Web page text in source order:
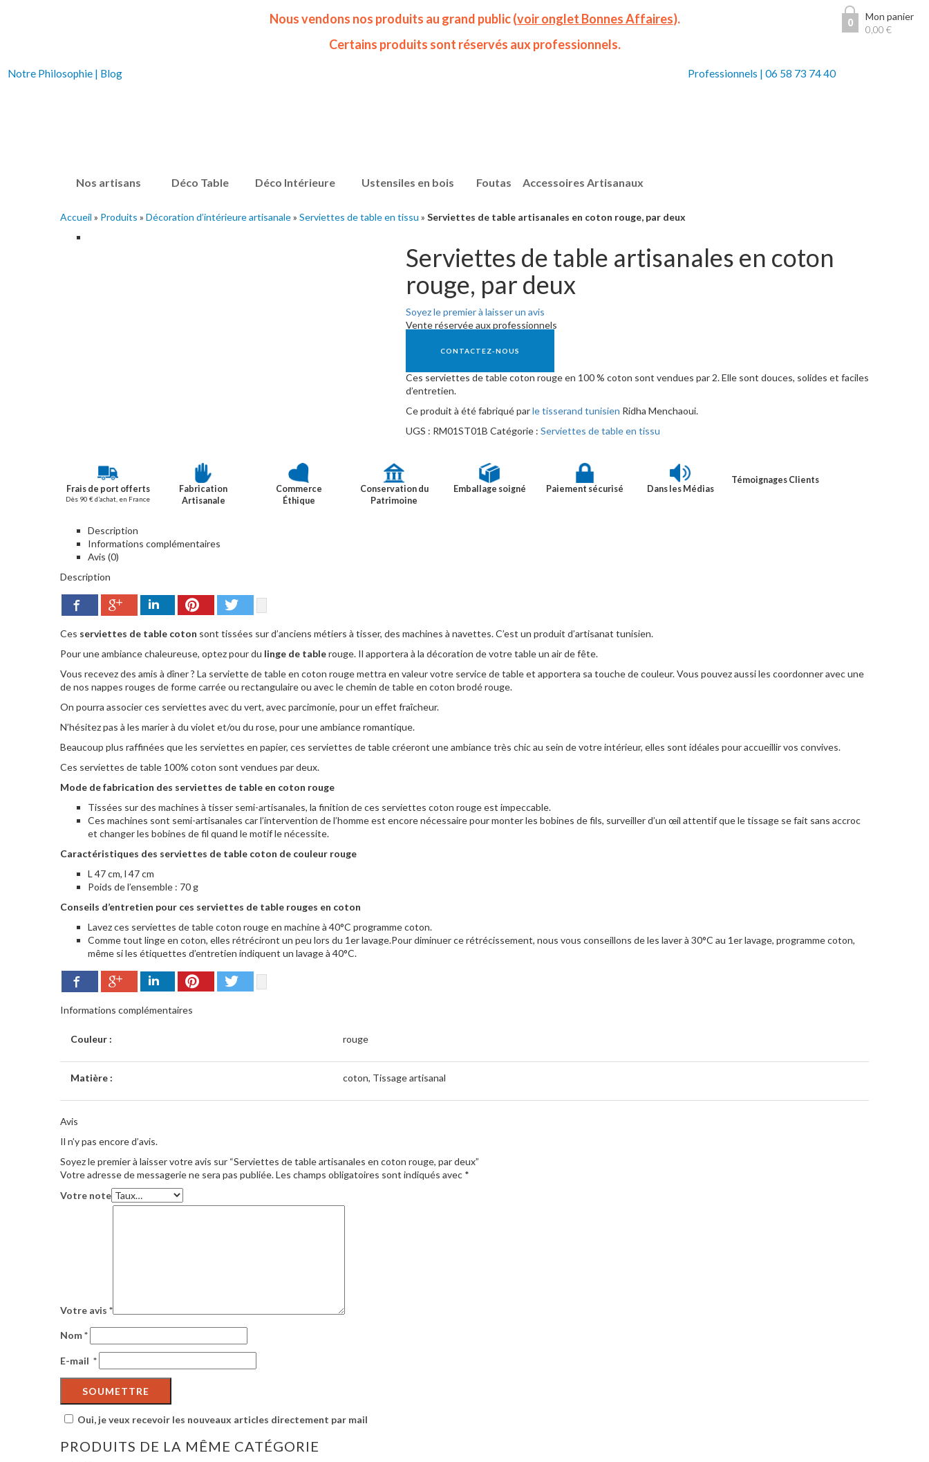
Nos artisans Déco Table Déco Intérieure Ustensiles en bois Foutas Accessoires Artisanaux
0
Mon panier
0,00€
Nous vendons nos produits au grand public (voir onglet Bonnes Affaires).
Certains produits sont réservés aux professionnels.
Notre Philosophie | Blog Professionnels | 06 58 73 74 40
Accueil » Produits » Décoration d’intérieure artisanale» Serviettes de table en tissu » Serviettes de table artisanales en coton rouge, par deux
Serviettes de table artisanales en coton
rouge, par deux
Soyez le premier à laisser un avis
Vente réservée aux professionnels
CONTACTEZ-NOUS
Ces serviettes de table coton rouge en 100 % coton sont vendues par 2. Elle sont douces, solides et faciles
d’entretien.
Ce produit à été fabriqué parle tisserand tunisien Ridha Menchaoui.
UGS : RM01ST01B Catégorie : Serviettes de table en tissu
Frais de port offerts
Dès 90 € d’achat, en France
Fabrication
Artisanale
Commerce
Éthique
Conservation du
Patrimoine
Emballage soigné Paiement sécurisé Dans les Médias
Témoignages Clients
Description
Informations complémentaires
Avis (0)
Description
Facebook Google+ LinkedIn Pinterest
Ces serviettes de table coton sont tissées sur d’anciens métiers à tisser, des machines à navettes. C’est un produit d’artisanat tunisien.
Pour une ambiance chaleureuse, optez pour du linge de tablerouge. Il apportera à la décoration de votre table un air de fête.
Vous recevez des amis à dîner ? La serviette de table en coton rouge mettra en valeur votre service de table et apportera sa touche de couleur. Vous pouvez aussi les coordonner avec une
de nos nappes rouges de forme carrée ou rectangulaire ou avec le chemin de table en coton brodé rouge.
On pourra associer ces serviettes avec du vert, avec parcimonie, pour un effet fraîcheur.
N’hésitez pas à les marier à du violet et/ou du rose, pour une ambiance romantique.
Beaucoup plus raffinées que les serviettes en papier, ces serviettes de table créeront une ambiance très chic au sein de votre intérieur, elles sont idéales pour accueillir vos convives.
Ces serviettes de table 100% coton sont vendues par deux.
Mode de fabrication des serviettes de table en coton rouge
Tissées sur des machines à tisser semi-artisanales, la finition de ces serviettes coton rouge est impeccable.
Ces machines sont semi-artisanales car l’intervention de l’homme est encore nécessaire pour monter les bobines de fils, surveiller d’un œil attentif que le tissage se fait sans accroc
et changer les bobines de fil quand le motif le nécessite.
Caractéristiques des serviettes de table coton de couleur rouge
L 47 cm, l 47 cm
Poids de l’ensemble : 70 g
Conseils d’entretien pour ces serviettes de table rouges en coton
Lavez ces serviettes de table coton rouge en machine à 40°C programme coton.
Comme tout linge en coton, elles rétréciront un peu lors du 1er lavage.Pour diminuer ce rétrécissement, nous vous conseillons de les laver à 30°C au 1er lavage, programme coton,
même si les étiquettes d’entretien indiquent un lavage à 40°C.
Facebook Google+ LinkedIn Pinterest
Informations complémentaires
Couleur : rouge
Matière : coton, Tissage artisanal
Avis
Il n’y pas encore d’avis.
Soyez le premier à laisser votre avis sur “Serviettes de table artisanales en coton rouge, par deux”
Votre adresse de messagerie ne sera pas publiée.Les champs obligatoires sont indiqués avec *
Votre note
Votre avis *
Nom*
E-mail *
Oui, je veux recevoir les nouveaux articles directement par mail
PRODUITS DE LA MÊME CATÉGORIE